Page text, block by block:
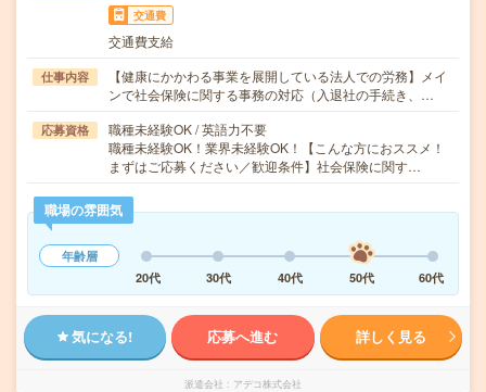
交通費
交通費支給
仕事内容
【健康にかかわる事業を展開している法人での労務】メイ
ンで社会保険に関する事務の対応（入退社の手続き、…
応募資格
職種未経験OK / 英語力不要
職種未経験OK！業界未経験OK！【こんな方におススメ！
まずはご応募ください／歓迎条件】社会保険に関す…
職場の雰囲気
年齢層
20代
30代 40代 50代 60代
気になる! 応募へ進む 詳しく見る
派遣会社 アデコ株式会社